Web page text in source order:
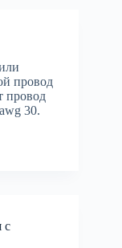
провод
провод
30.
с